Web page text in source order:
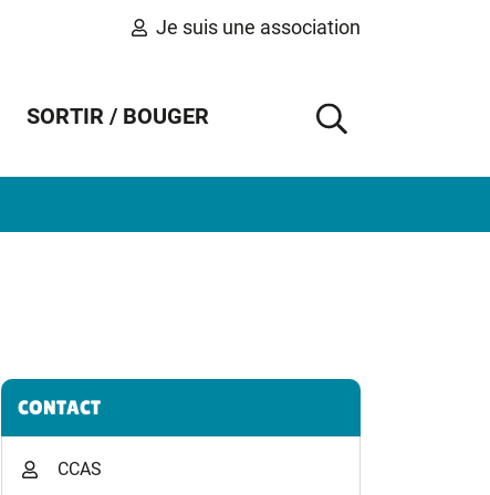
Je suis une association
SORTIR / BOUGER
AFFICHER
Informations complémentaires
CONTACT
CCAS